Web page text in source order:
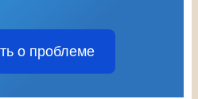
о проблеме